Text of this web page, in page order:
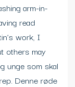
arm-in-
read
work, I
others may
unge som skal
Denne røde